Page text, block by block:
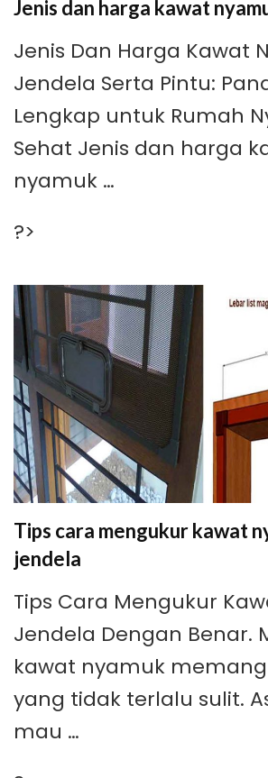
Jenis dan harga kawat
Jenis Dan Harga Kawat
Jendela Serta Pintu:
Lengkap untuk Rumah
Sehat Jenis dan harga
nyamuk …
?>
Tips cara mengukur kawat
jendela
Tips Cara Mengukur
Jendela Dengan Benar.
kawat nyamuk
yang tidak terlalu sulit.
mau …